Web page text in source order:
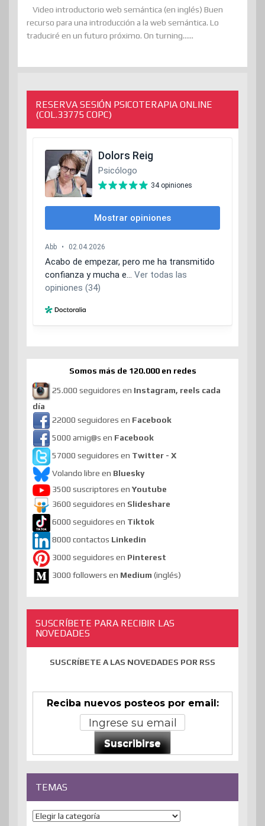
Video introductorio web semántica (en inglés) Buen
recurso para una introducción a la web semántica. Lo
traduciré en un futuro próximo. On turning......
RESERVA SESIÓN PSICOTERAPIA ONLINE
(COL.33775 COPC)
Somos más de 120.000 en redes
25.000 seguidores en Instagram, reels cada
día
22000 seguidores en Facebook
5000 amig@s en Facebook
57000 seguidores en Twitter - X
Volando libre en Bluesky
3500 suscriptores en Youtube
3600 seguidores en Slideshare
6000 seguidores en Tiktok
8000 contactos Linkedin
3000 seguidores en Pinterest
3000 followers en Medium (inglés)
SUSCRÍBETE PARA RECIBIR LAS
NOVEDADES
SUSCRÍBETE A LAS NOVEDADES POR RSS
Reciba nuevos posteos por email:
Suscribirse
TEMAS
Temas